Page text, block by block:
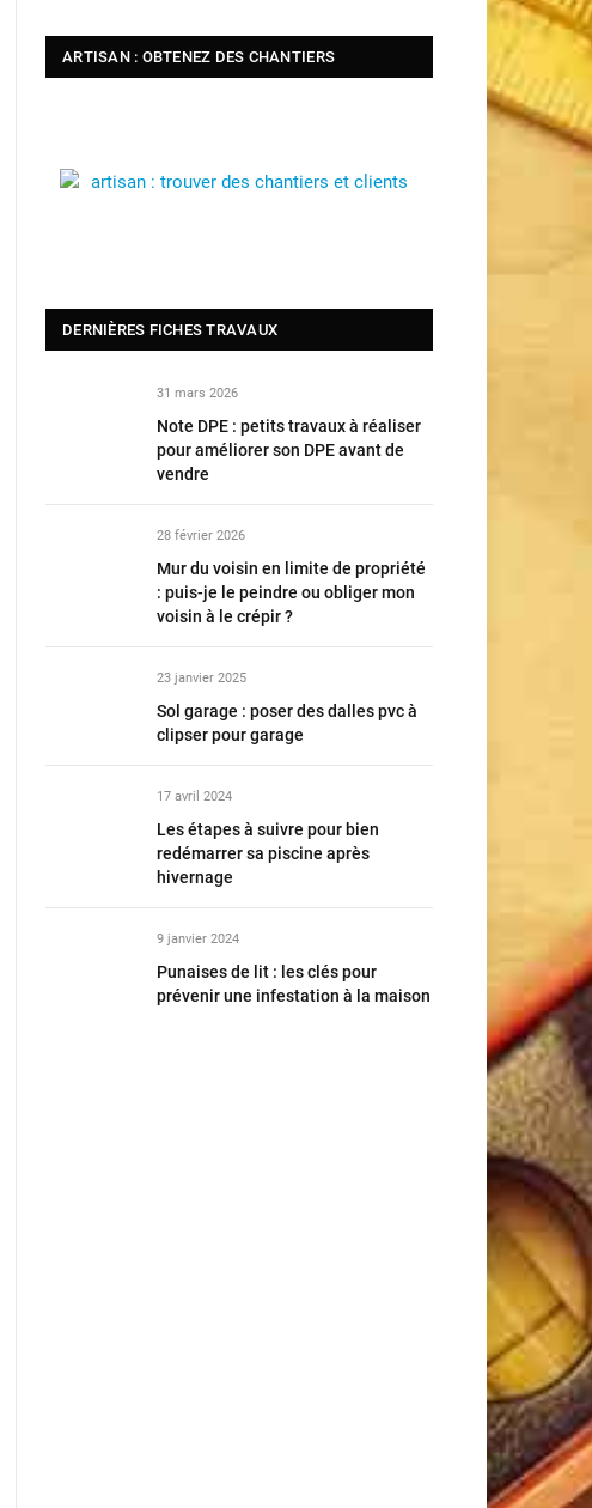
ARTISAN : OBTENEZ DES CHANTIERS
DERNIÈRES FICHES TRAVAUX
31 mars 2026
Note DPE : petits travaux à réaliser
pour améliorer son DPE avant de
vendre
28 février 2026
Mur du voisin en limite de propriété
: puis-je le peindre ou obliger mon
voisin à le crépir ?
23 janvier 2025
Sol garage : poser des dalles pvc à
clipser pour garage
17 avril 2024
Les étapes à suivre pour bien
redémarrer sa piscine après
hivernage
9 janvier 2024
Punaises de lit : les clés pour
prévenir une infestation à la maison